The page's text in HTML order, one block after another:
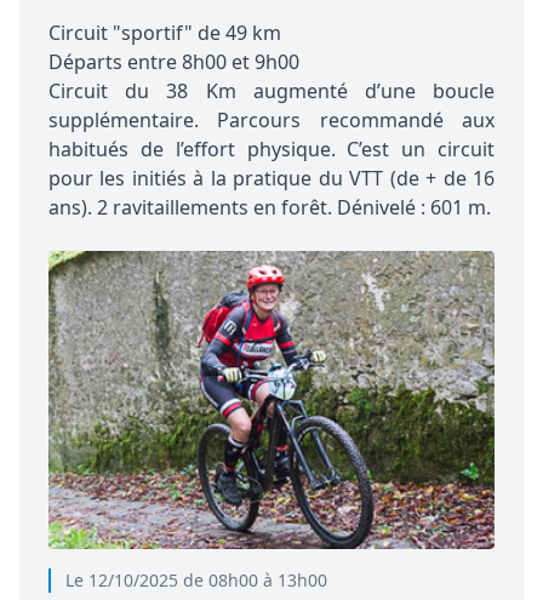
Le 12/10/2025 de 08h00 à 13h00
Circuit "sportif" de 49 km
Départs entre 8h00 et 9h00
Circuit du 38 Km augmenté d’une boucle
supplémentaire. Parcours recommandé aux
habitués de l’effort physique. C’est un circuit
pour les initiés à la pratique du VTT (de + de 16
ans). 2 ravitaillements en forêt. Dénivelé : 601 m.